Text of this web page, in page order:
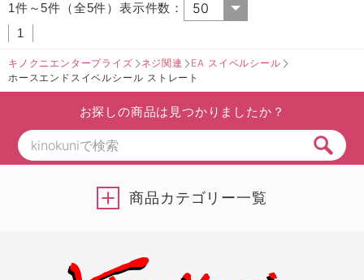
1件～5件（全5件）表示件数：
1
キノクニエンタープライズ ネジ関連 EA スイベルシール
ホースエンドスイベルシール ストレート
お探しの商品は見つかりましたか？
商品カテゴリー一覧